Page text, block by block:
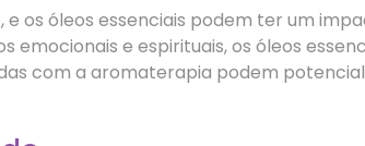
os óleos essenciais podem ter um
emocionais e espirituais, os óleos
com a aromaterapia podem